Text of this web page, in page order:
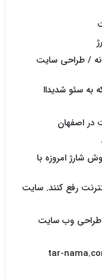
/ طراحی سایت
ها که به سئو شدیداا
اصفهان
امروزه با
رفع کنند. سایت
طراحی وب سایت
tar-